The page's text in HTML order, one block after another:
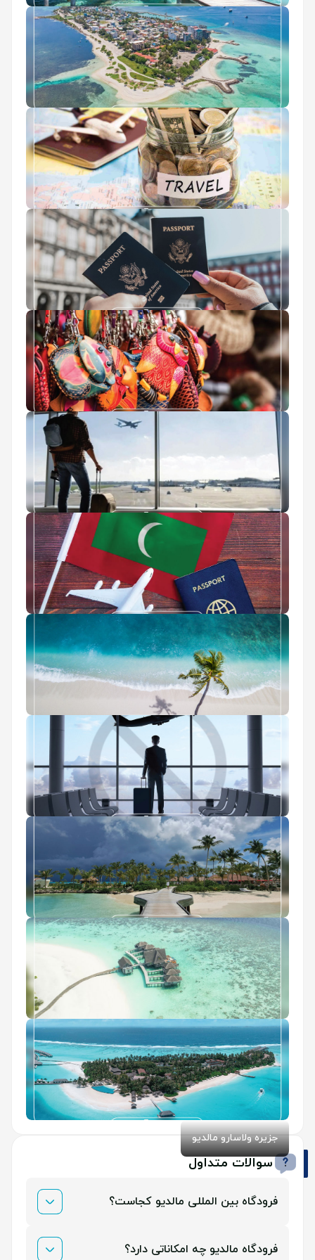
تفریحات مالدیو
جزیره مافوشی مالدیو
ثبت نام آنلاین پاسپورت
بهترین سوغات مالدیو
عوارض خروج از کشور 1405
ویزای مالدیو
راهنمای سفر به مالدیو
استعلام ممنوع الخروجی
جزایر مالدیو
جاهای دیدنی مالدیو
جزیره ولاسارو مالدیو
سوالات متداول
فرودگاه بین المللی مالدیو کجاست؟
این فردگاه در جزیره هول هوله (Hulhule) در شمال مالدیو
فرودگاه مالدیو چه امکاناتی دارد؟